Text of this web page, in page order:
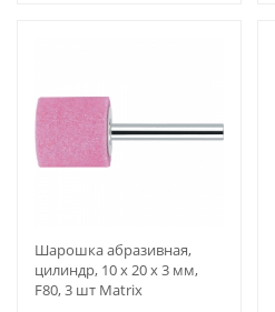
Шарошка абразивная,
цилиндр, 10 x 20 x 3 мм,
F80, 3 шт Matrix